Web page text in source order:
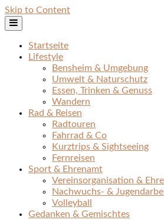
Skip to Content
Startseite
Lifestyle
Bensheim & Umgebung
Umwelt & Naturschutz
Essen, Trinken & Genuss
Wandern
Rad & Reisen
Radtouren
Fahrrad & Co
Kurztrips & Sightseeing
Fernreisen
Sport & Ehrenamt
Vereinsorganisation &
Nachwuchs- &
Volleyball
Gedanken & Gemischtes